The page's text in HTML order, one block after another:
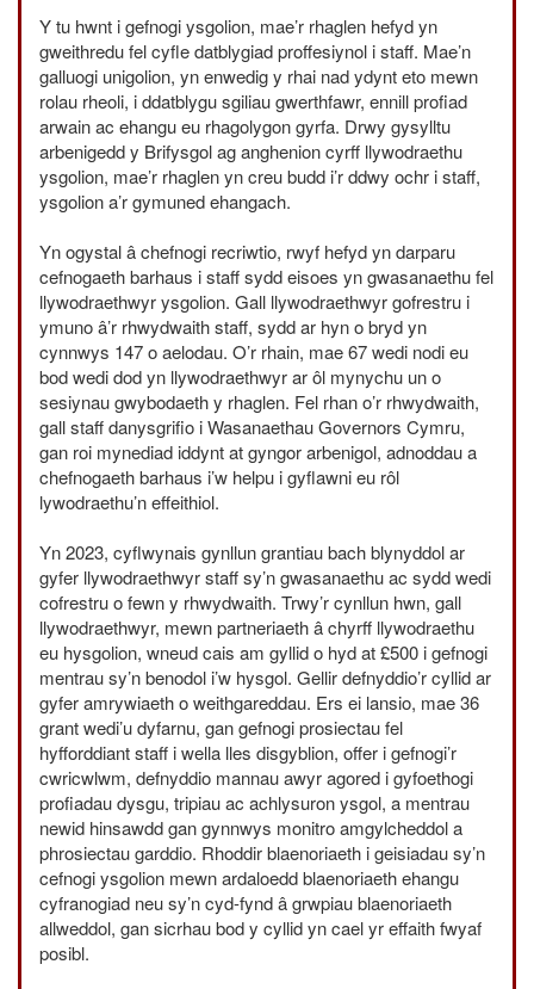
Y tu hwnt i gefnogi ysgolion, mae’r rhaglen hefyd yn
gweithredu fel cyfle datblygiad proffesiynol i staff. Mae’n
galluogi unigolion, yn enwedig y rhai nad ydynt eto mewn
rolau rheoli, i ddatblygu sgiliau gwerthfawr, ennill profiad
arwain ac ehangu eu rhagolygon gyrfa. Drwy gysylltu
arbenigedd y Brifysgol ag anghenion cyrff llywodraethu
ysgolion, mae’r rhaglen yn creu budd i’r ddwy ochr i staff,
ysgolion a’r gymuned ehangach.
Yn ogystal â chefnogi recriwtio, rwyf hefyd yn darparu
cefnogaeth barhaus i staff sydd eisoes yn gwasanaethu fel
llywodraethwyr ysgolion. Gall llywodraethwyr gofrestru i
ymuno â’r rhwydwaith staff, sydd ar hyn o bryd yn
cynnwys 147 o aelodau. O’r rhain, mae 67 wedi nodi eu
bod wedi dod yn llywodraethwyr ar ôl mynychu un o
sesiynau gwybodaeth y rhaglen. Fel rhan o’r rhwydwaith,
gall staff danysgrifio i Wasanaethau Governors Cymru,
gan roi mynediad iddynt at gyngor arbenigol, adnoddau a
chefnogaeth barhaus i’w helpu i gyflawni eu rôl
lywodraethu’n effeithiol.
Yn 2023, cyflwynais gynllun grantiau bach blynyddol ar
gyfer llywodraethwyr staff sy’n gwasanaethu ac sydd wedi
cofrestru o fewn y rhwydwaith. Trwy’r cynllun hwn, gall
llywodraethwyr, mewn partneriaeth â chyrff llywodraethu
eu hysgolion, wneud cais am gyllid o hyd at £500 i gefnogi
mentrau sy’n benodol i’w hysgol. Gellir defnyddio’r cyllid ar
gyfer amrywiaeth o weithgareddau. Ers ei lansio, mae 36
grant wedi’u dyfarnu, gan gefnogi prosiectau fel
hyfforddiant staff i wella lles disgyblion, offer i gefnogi’r
cwricwlwm, defnyddio mannau awyr agored i gyfoethogi
profiadau dysgu, tripiau ac achlysuron ysgol, a mentrau
newid hinsawdd gan gynnwys monitro amgylcheddol a
phrosiectau garddio. Rhoddir blaenoriaeth i geisiadau sy’n
cefnogi ysgolion mewn ardaloedd blaenoriaeth ehangu
cyfranogiad neu sy’n cyd-fynd â grwpiau blaenoriaeth
allweddol, gan sicrhau bod y cyllid yn cael yr effaith fwyaf
posibl.